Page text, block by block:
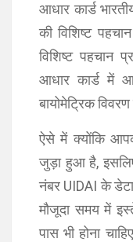
आधार कार्ड
की विशिष्ट
विशिष्ट पहचान
आधार कार्ड में
बायोमेट्रिक विवरण
ऐसे में क्योंकि
जुड़ा हुआ है,
नंबर UIDAI के
मौजूदा समय में
पास भी होना